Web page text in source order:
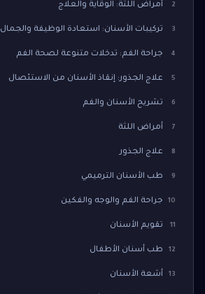
2 أمراض اللثة: الوقاية والعلاج
3 تركيبات الأسنان: استعادة الوظيفة والجمال
4 جراحة الفم: تدخلات متنوعة لصحة الفم
5 علاج الجذور: إنقاذ الأسنان من الاستئصال
6 تشريح الأسنان والفم
7 أمراض اللثة
8 علاج الجذور
9 طب الأسنان الترميمي
10 جراحة الفم والوجه والفكين
11 تقويم الأسنان
12 طب أسنان الأطفال
13 أشعة الأسنان